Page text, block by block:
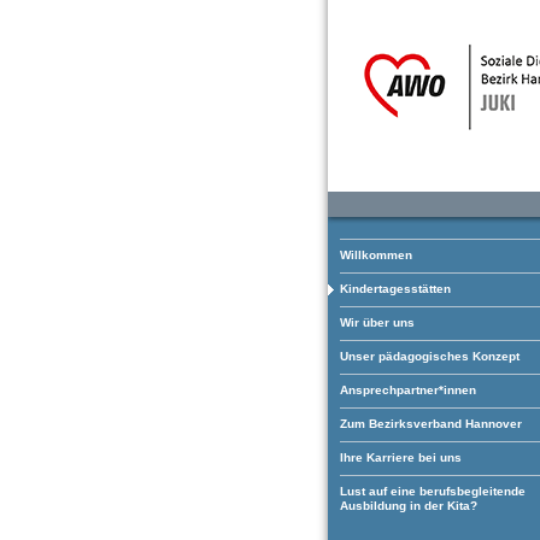
Willkommen
Kindertagesstätten
Wir über uns
Unser pädagogisches Konzept
Ansprechpartner*innen
Zum Bezirksverband Hannover
Ihre Karriere bei uns
Lust auf eine berufsbegleitende
Ausbildung in der Kita?